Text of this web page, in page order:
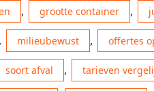
, grootte container ,
, milieubewust , offertes
soort afval , tarieven